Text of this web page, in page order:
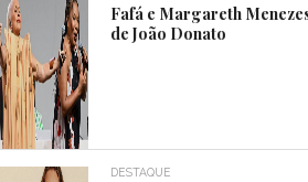
Fafá e Margareth
de João Donato
DESTAQUE